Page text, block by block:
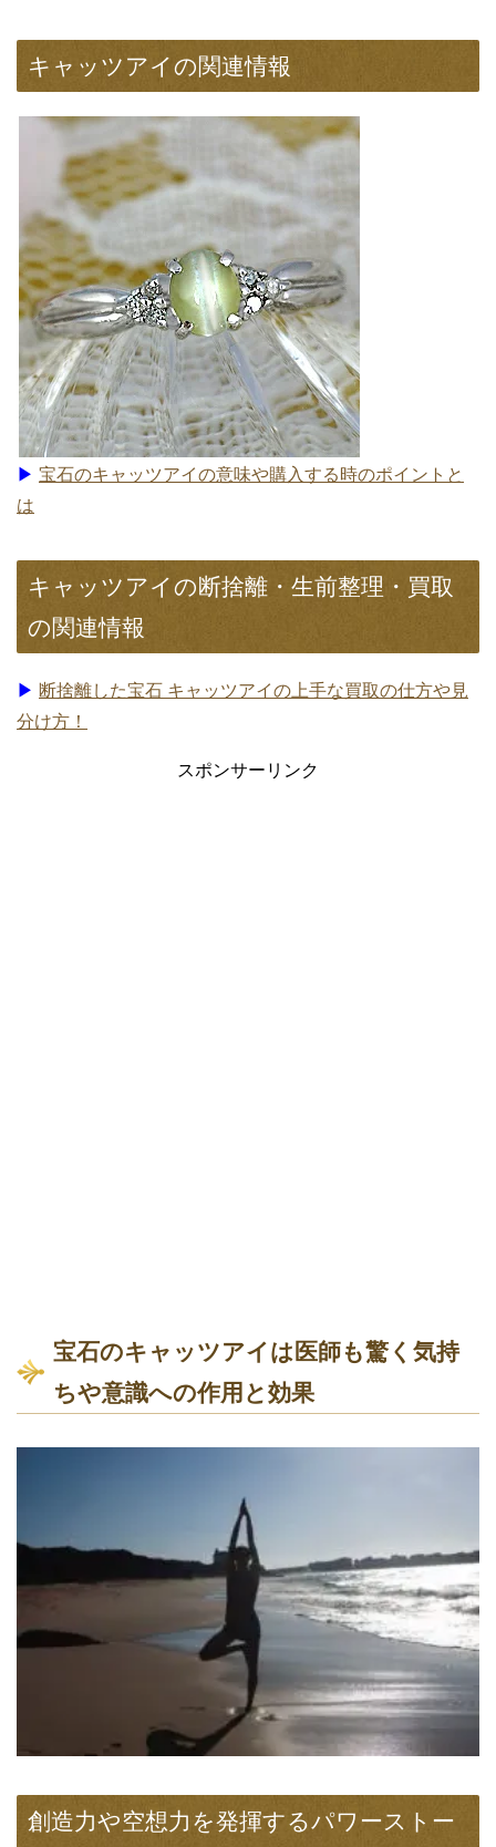
キャッツアイの関連情報
▶ 宝石のキャッツアイの意味や購入する時のポイントと
は
キャッツアイの断捨離・生前整理・買取
の関連情報
▶ 断捨離した宝石 キャッツアイの上手な買取の仕方や見
分け方！
スポンサーリンク
宝石のキャッツアイは医師も驚く気持
ちや意識への作用と効果
創造力や空想力を発揮するパワーストー